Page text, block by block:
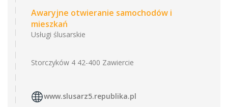
Awaryjne otwieranie samochodów i
mieszkań
Usługi ślusarskie
Storczyków 4 42-400 Zawiercie
www.slusarz5.republika.pl